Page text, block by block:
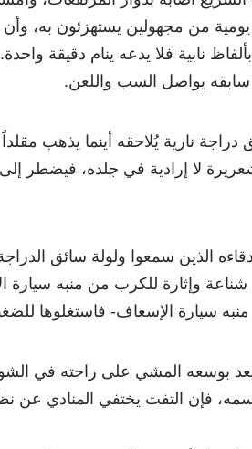
يومية من مجهولين يستهزئون به،
نابية فلا يدعه ينام دقيقة
يواصل السب واللعن.
نارية يُلاحقه أينما يذهب
لا إرادية في جلده، فيضطر
الذين سمعوا ولولة سائق
وإثارة للكرب من منبه سيارة
سيارة الإسعاف- فاستغلوها
بوسعه المشي على راحته في
فإن التفت يختفي المنادي عن